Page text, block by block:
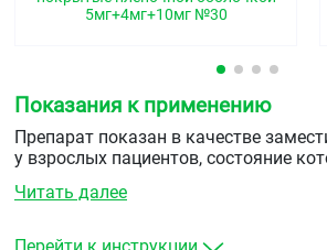
5мг+4мг+10мг №30
Показания к применению
Препарат показан в качестве
у взрослых пациентов, состояние
периндоприла в тех же дозах, что и в
Читать далее